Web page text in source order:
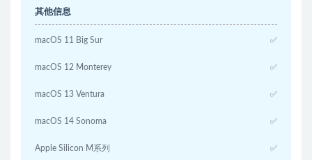
其他信息
macOS 11 Big Sur ✅
macOS 12 Monterey ✅
macOS 13 Ventura ✅
macOS 14 Sonoma ✅
Apple Silicon M系列 ✅